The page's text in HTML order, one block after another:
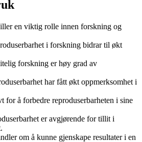
en viktig rolle innen forskning og
i forskning bidrar til økt
forskning er høy grad av
har fått økt oppmerksomhet i
for å forbedre reproduserbarheten i sine
er avgjørende for tillit i
om å kunne gjenskape resultater i en